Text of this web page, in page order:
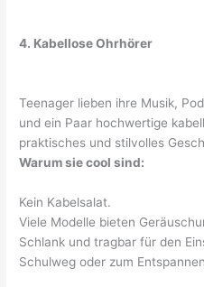
4. Kabellose Ohrhörer
Teenager lieben ihre Musik,
und ein Paar hochwertige
praktisches und stilvolles
Warum sie cool sind:
Kein Kabelsalat.
Viele Modelle bieten
Schlank und tragbar für den
Schulweg oder zum